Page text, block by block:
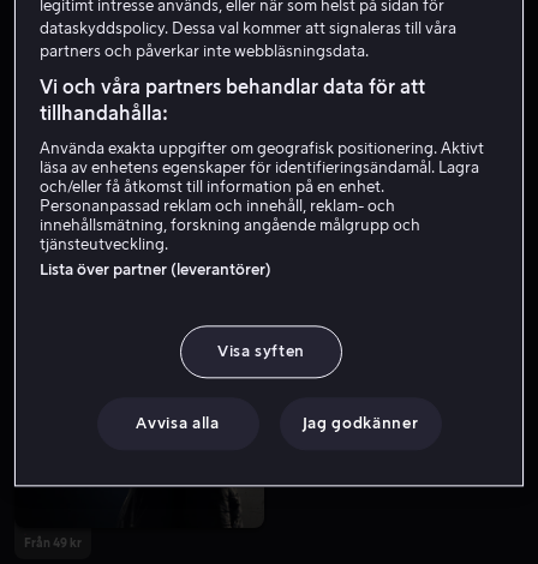
Jo Martin
Från 59 kr
Från 49 kr
legitimt intresse används, eller när som helst på sidan för
dataskyddspolicy. Dessa val kommer att signaleras till våra
partners och påverkar inte webbläsningsdata.
Vi och våra partners behandlar data för att
tillhandahålla:
Använda exakta uppgifter om geografisk positionering. Aktivt
läsa av enhetens egenskaper för identifieringsändamål. Lagra
och/eller få åtkomst till information på en enhet.
Personanpassad reklam och innehåll, reklam- och
innehållsmätning, forskning angående målgrupp och
tjänsteutveckling.
Lista över partner (leverantörer)
Visa syften
Avvisa alla Jag godkänner